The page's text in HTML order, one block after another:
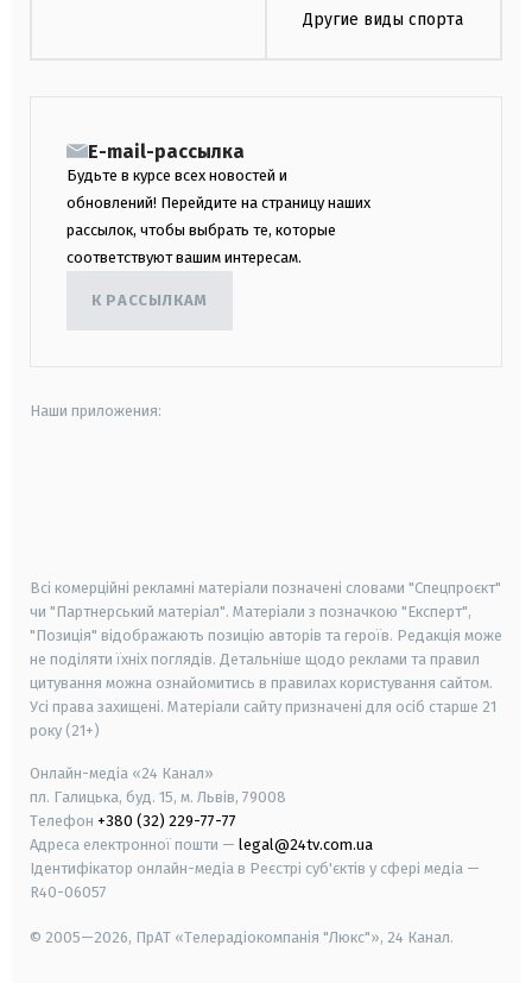
Другие виды спорта
E-mail-рассылка
Будьте в курсе всех новостей и
обновлений! Перейдите на страницу наших
рассылок, чтобы выбрать те, которые
соответствуют вашим интересам.
К РАССЫЛКАМ
Наши приложения:
Всі комерційні рекламні матеріали позначені словами "Спецпроєкт"
чи "Партнерський матеріал". Матеріали з позначкою "Експерт",
"Позиція" відображають позицію авторів та героїв. Редакція може
не поділяти їхніх поглядів. Детальніше щодо реклами та правил
цитування можна ознайомитись в правилах користування сайтом.
Усі права захищені. Матеріали сайту призначені для осіб старше 21
року (21+)
Онлайн-медіа «24 Канал»
пл. Галицька, буд. 15, м. Львів, 79008
Телефон +380 (32) 229-77-77
Адреса електронної пошти — legal@24tv.com.ua
Ідентифікатор онлайн-медіа в Реєстрі суб'єктів у сфері медіа —
R40-06057
© 2005—2026, ПрАТ «Телерадіокомпанія "Люкс"», 24 Канал.